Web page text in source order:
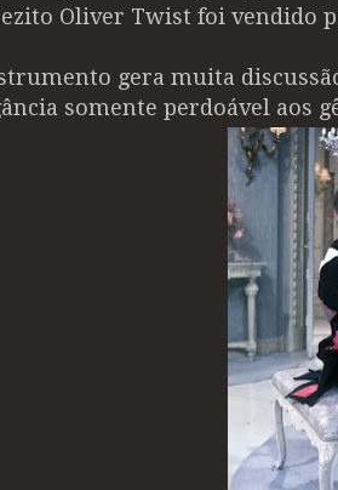
Oliver Twist foi vendido
gera muita
somente perdoável aos